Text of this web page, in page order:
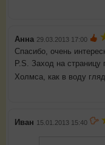
Анна 29.03.2013 17:00
Спасибо, очень
P.S. Заход на
Холмса, как в воду
Иван 15.01.2013 15:40